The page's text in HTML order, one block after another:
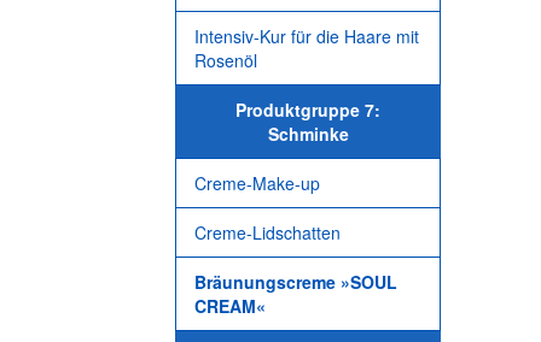
Intensiv-Kur für die Haare mit
Rosenöl
Produktgruppe 7:
Schminke
Creme-Make-up
Creme-Lidschatten
Bräunungscreme »SOUL
CREAM«